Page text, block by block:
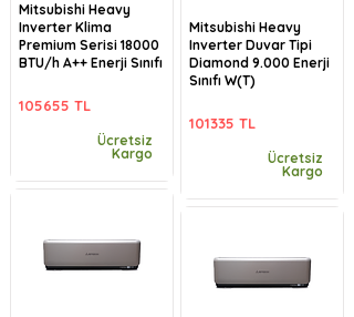
Mitsubishi Heavy
Inverter Klima
Premium Serisi 18000
BTU/h A++ Enerji Sınıfı
105655 TL
Ücretsiz
Kargo
Mitsubishi Heavy
Inverter Duvar Tipi
Diamond 9.000 Enerji
Sınıfı W(T)
101335 TL
Ücretsiz
Kargo